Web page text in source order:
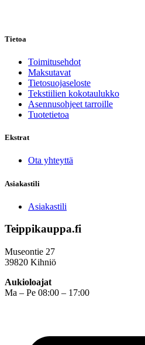
Tietoa
Toimitusehdot
Maksutavat
Tietosuojaseloste
Tekstiilien kokotaulukko
Asennusohjeet tarroille
Tuotetietoa
Ekstrat
Ota yhteyttä
Asiakastili
Asiakastili
Teippikauppa.fi
Museontie 27
39820 Kihniö
Aukioloajat
Ma – Pe 08:00 – 17:00